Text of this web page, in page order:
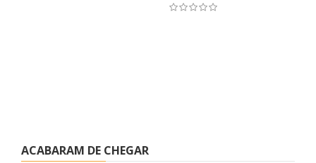
ACABARAM DE CHEGAR